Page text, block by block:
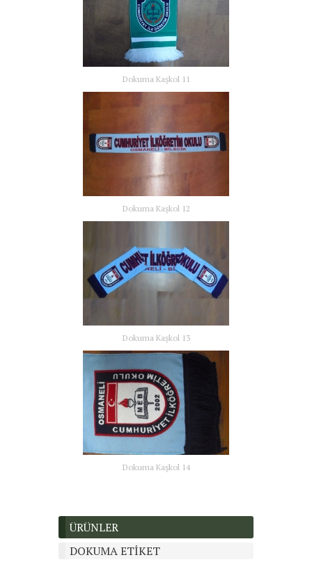
Dokuma Kaşkol 11
Dokuma Kaşkol 12
Dokuma Kaşkol 13
Dokuma Kaşkol 14
ÜRÜNLER
DOKUMA ETİKET